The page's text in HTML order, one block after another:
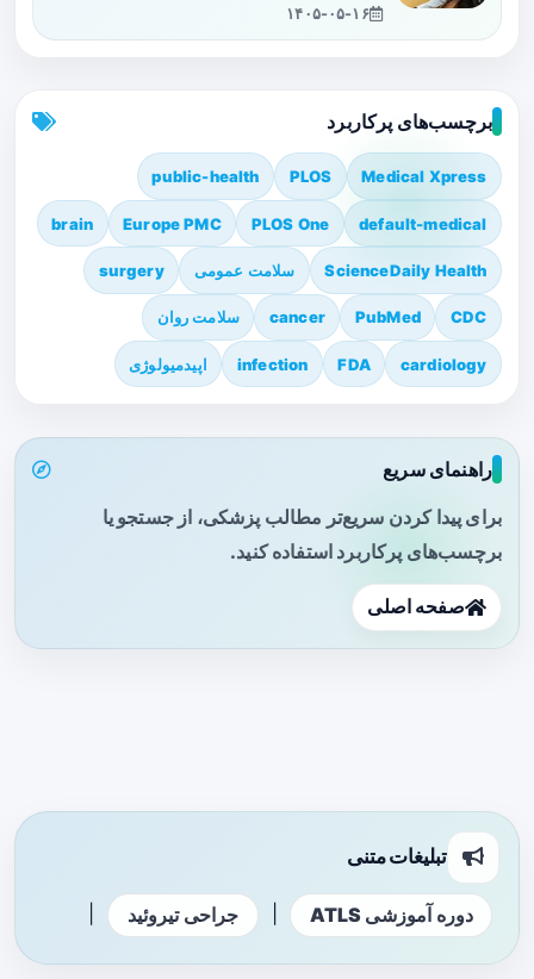
۱۴۰۵-۰۵-۱۶
برچسب‌های پرکاربرد
Medical Xpress
PLOS
public-health
default-medical
PLOS One
Europe PMC
brain
ScienceDaily Health سلامت عمومی surgery
CDC
PubMed
cancer سلامت روان
cardiology
FDA
infection اپیدمیولوژی
راهنمای سریع
برای پیدا کردن سریع‌تر مطالب پزشکی، از جستجو یا
برچسب‌های پرکاربرد استفاده کنید.
صفحه اصلی
تبلیغات متنی
دوره آموزشی ATLS جراحی تیروئید